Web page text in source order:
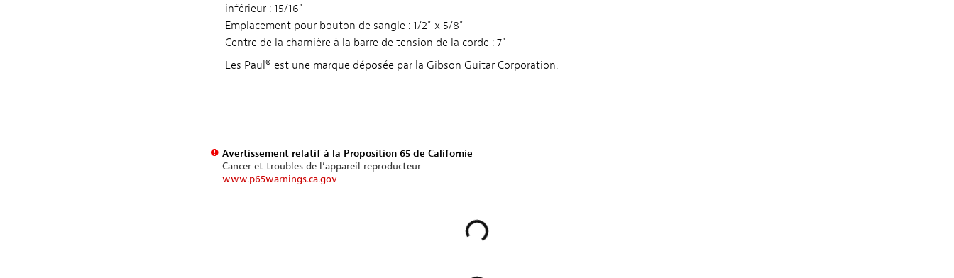
inférieur : 15/16"
Emplacement pour bouton de sangle : 1/2" x 5/8"
Centre de la charnière à la barre de tension de la corde : 7"
Les Paul® est une marque déposée par la Gibson Guitar Corporation.
Avertissement relatif à la Proposition 65 de Californie
Cancer et troubles de l’appareil reproducteur
www.p65warnings.ca.gov